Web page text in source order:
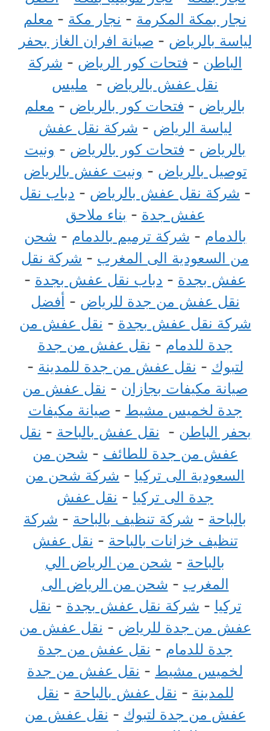
نجار بمكة المكرمة - نجار مكة - معلم
لياسة بالرياض - صيانة افران الغاز بحفر
الباطن - فتحات كور الرياض - شركة
نقل عفش بالرياض - مليس
بالرياض - فتحات كور بالرياض - معلم
لياسة الرياض - شركة نقل عفش
بالرياض - فتحات كور بالرياض - ونيت
توصيل بالرياض - ونيت عفش بالرياض
- شركة نقل عفش بالرياض - دباب نقل
عفش جدة - بناء ملاحق
بالدمام - شركة ترميم بالدمام - شحن
من السعودية الى المغرب - شركة نقل
عفش بجدة - دباب نقل عفش بجدة -
نقل عفش من جدة للرياض - أفضل
شركة نقل عفش بجدة - نقل عفش من
جدة للدمام - نقل عفش من جدة
لتبوك - نقل عفش من جدة للمدينة -
صيانة مكيفات بجازان - نقل عفش من
جدة لخميس مشيط - صيانة مكيفات
بحفر الباطن - نقل عفش بالباحة - نقل
عفش من جدة للطائف - شحن من
السعودية الى تركيا - شركة شحن من
جدة الى تركيا - نقل عفش
بالباحة - شركة تنظيف بالباحة - شركة
تنظيف خزانات بالباحة - نقل عفش
بالباحة - شحن من الرياض الي
المغرب - شحن من الرياض الى
تركيا - شركة نقل عفش بجدة - نقل
عفش من جدة للرياض - نقل عفش من
جدة للدمام - نقل عفش من جدة
لخميس مشيط - نقل عفش من جدة
للمدينة - نقل عفش بالباحة - نقل
عفش من جدة لتبوك - نقل عفش من